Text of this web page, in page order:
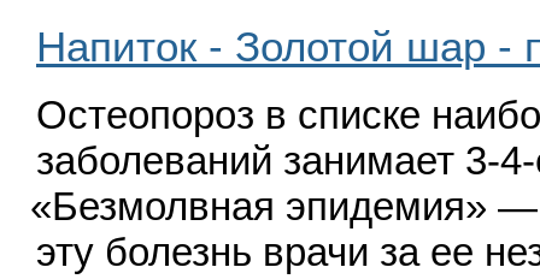
Напиток - Золотой шар -
Остеопороз в списке
заболеваний зани­мает 3-
«Безмолвная эпидемия»
эту болезнь врачи за ее